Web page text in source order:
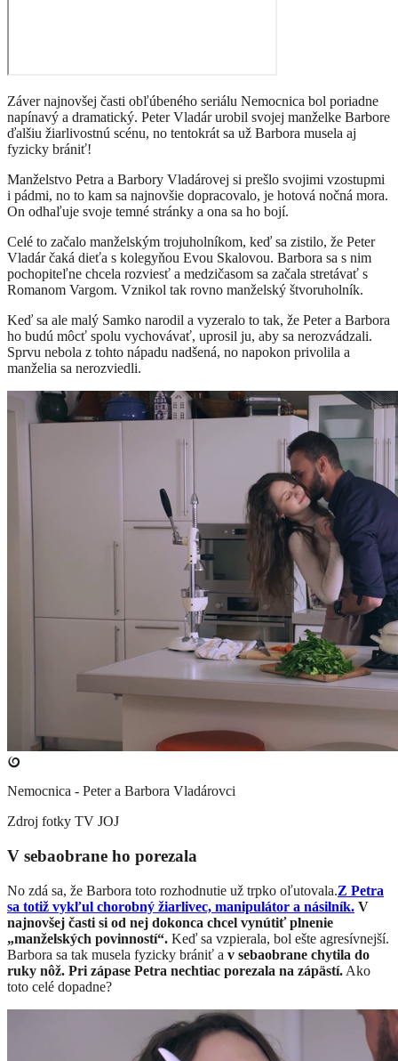
Záver najnovšej časti obľúbeného seriálu Nemocnica bol poriadne
napínavý a dramatický. Peter Vladár urobil svojej manželke Barbore
ďalšiu žiarlivostnú scénu, no tentokrát sa už Barbora musela aj
fyzicky brániť!
Manželstvo Petra a Barbory Vladárovej si prešlo svojimi vzostupmi
i pádmi, no to kam sa najnovšie dopracovalo, je hotová nočná mora.
On odhaľuje svoje temné stránky a ona sa ho bojí.
Celé to začalo manželským trojuholníkom, keď sa zistilo, že Peter
Vladár čaká dieťa s kolegyňou Evou Skalovou. Barbora sa s nim
pochopiteľne chcela rozviesť a medzičasom sa začala stretávať s
Romanom Vargom. Vznikol tak rovno manželský štvoruholník.
Keď sa ale malý Samko narodil a vyzeralo to tak, že Peter a Barbora
ho budú môcť spolu vychovávať, uprosil ju, aby sa nerozvádzali.
Sprvu nebola z tohto nápadu nadšená, no napokon privolila a
manželia sa nerozviedli.
Nemocnica - Peter a Barbora Vladárovci
Zdroj fotky TV JOJ
V sebaobrane ho porezala
No zdá sa, že Barbora toto rozhodnutie už trpko oľutovala.Z Petra
sa totiž vykľul chorobný žiarlivec, manipulátor a násilník. V
najnovšej časti si od nej dokonca chcel vynútiť plnenie
„manželských povinností“. Keď sa vzpierala, bol ešte agresívnejší.
Barbora sa tak musela fyzicky brániť a v sebaobrane chytila do
ruky nôž. Pri zápase Petra nechtiac porezala na zápästí. Ako
toto celé dopadne?